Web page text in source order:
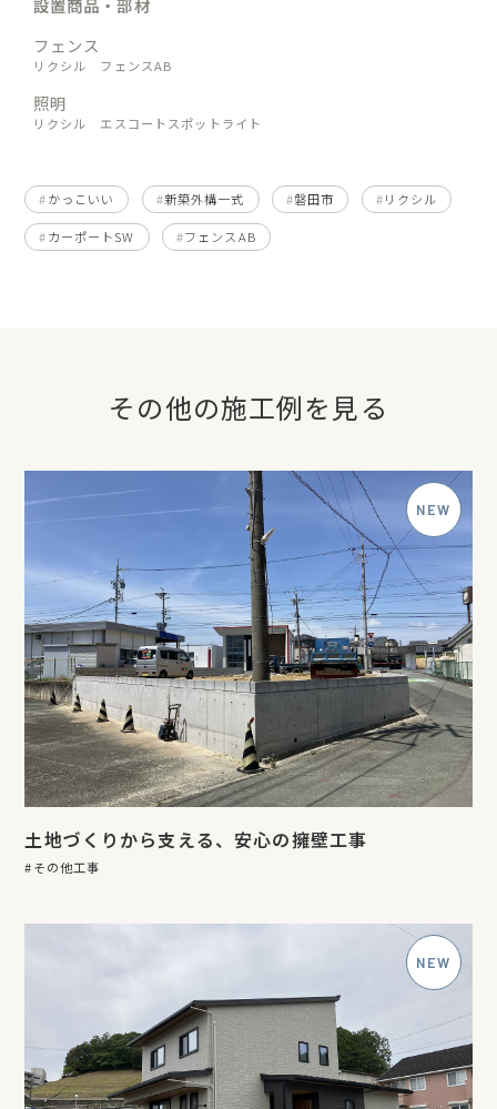
設置商品・部材
フェンス
リクシル フェンスAB
照明
リクシル エスコートスポットライト
かっこいい 新築外構一式 磐田市 リクシル
カーポートSW フェンスAB
その他の施工例を見る
土地づくりから支える、安心の擁壁工事
その他工事